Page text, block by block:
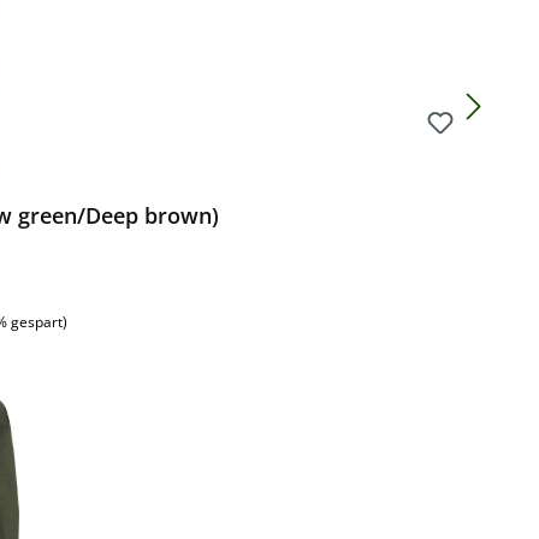
green/Deep brown)
gespart)